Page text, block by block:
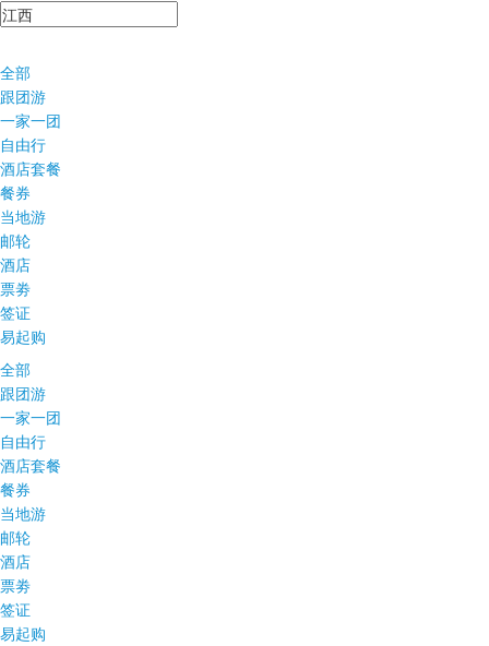
全部
跟团游
一家一团
自由行
酒店套餐
餐券
当地游
邮轮
酒店
票劵
签证
易起购
全部
跟团游
一家一团
自由行
酒店套餐
餐券
当地游
邮轮
酒店
票劵
签证
易起购